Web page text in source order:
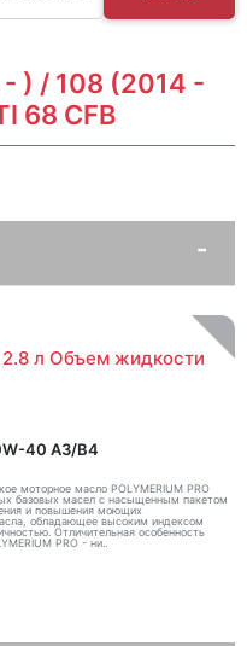
- ) / 108 (2014 -
68 CFB
л Объем жидкости
40 A3/B4
моторное масло POLYMERIUM PRO
базовых масел с насыщенным пакетом
и повышения моющих
обладающее высоким индексом
Отличительная особенность
PRO - ни..